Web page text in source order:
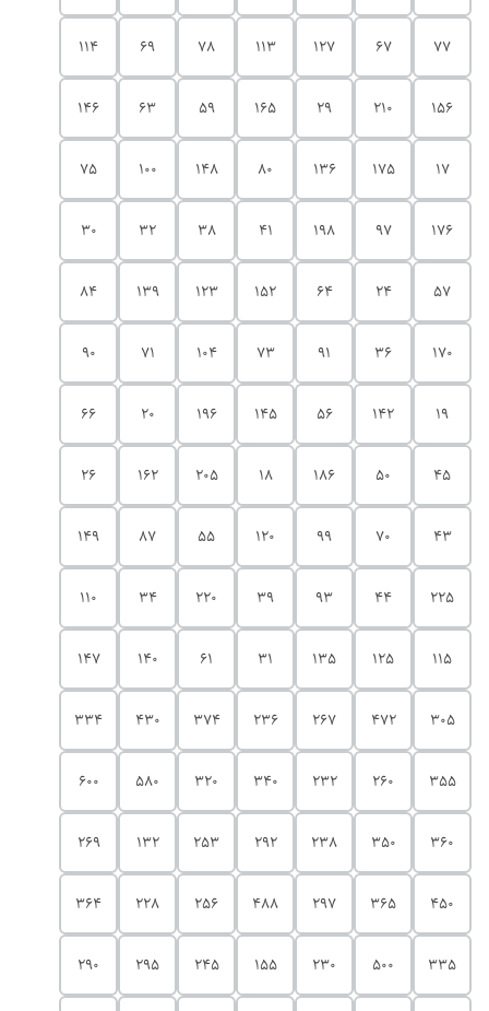
77
67
127
113
78
69
114
156
210
29
165
59
63
146
17
175
136
80
148
100
75
176
97
198
41
38
32
30
57
24
64
152
123
139
84
170
36
91
73
104
71
90
19
142
56
145
196
20
66
45
50
186
18
205
162
26
43
70
99
120
55
87
149
225
44
93
39
220
34
110
115
125
135
31
61
140
147
305
472
267
236
374
430
334
355
260
232
340
320
580
600
360
350
238
292
253
132
269
450
365
297
488
256
228
364
335
500
230
155
245
295
290